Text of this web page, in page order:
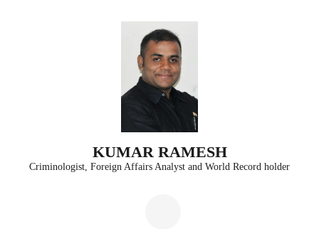
KUMAR RAMESH
Criminologist, Foreign Affairs Analyst and World Record holder